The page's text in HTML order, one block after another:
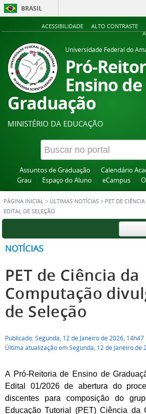
BRASIL
ACESSIBILIDADE ALTO CONTRASTE
Universidade Federal do
Pró-
Ensino de
Graduação
MINISTÉRIO DA EDUCAÇÃO
Assuntos de Graduação Calendário
Grau
Espaço do Aluno eCampus
PÁGINA INICIAL > ÚLTIMAS NOTÍCIAS > PET DE
EDITAL DE SELEÇÃO
NOTÍCIAS
PET de Ciência da
Computação
de Seleção
Publicado: Segunda, 12 de Janeiro de 2026, 14h47
Última atualização em Segunda, 12 de Janeiro de
A Pró-Reitoria de Ensino de
Edital 01/2026 de abertura do
discentes para composição do
Educação Tutorial (PET) Ciência da